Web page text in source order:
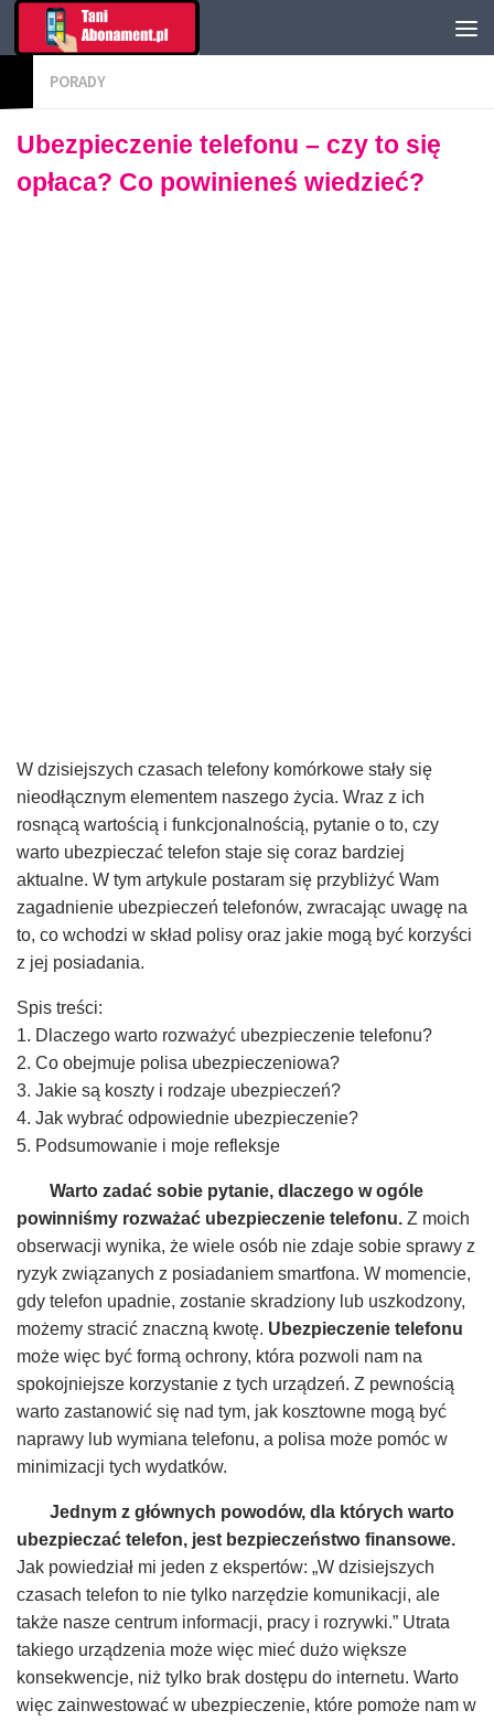
PORADY
Ubezpieczenie telefonu – czy to się
opłaca? Co powinieneś wiedzieć?
W dzisiejszych czasach telefony komórkowe stały się
nieodłącznym elementem naszego życia. Wraz z ich
rosnącą wartością i funkcjonalnością, pytanie o to, czy
warto ubezpieczać telefon staje się coraz bardziej
aktualne. W tym artykule postaram się przybliżyć Wam
zagadnienie ubezpieczeń telefonów, zwracając uwagę na
to, co wchodzi w skład polisy oraz jakie mogą być korzyści
z jej posiadania.
Spis treści:
1. Dlaczego warto rozważyć ubezpieczenie telefonu?
2. Co obejmuje polisa ubezpieczeniowa?
3. Jakie są koszty i rodzaje ubezpieczeń?
4. Jak wybrać odpowiednie ubezpieczenie?
5. Podsumowanie i moje refleksje
Warto zadać sobie pytanie, dlaczego w ogóle
powinniśmy rozważać ubezpieczenie telefonu. Z moich
obserwacji wynika, że wiele osób nie zdaje sobie sprawy z
ryzyk związanych z posiadaniem smartfona. W momencie,
gdy telefon upadnie, zostanie skradziony lub uszkodzony,
możemy stracić znaczną kwotę. Ubezpieczenie telefonu
może więc być formą ochrony, która pozwoli nam na
spokojniejsze korzystanie z tych urządzeń. Z pewnością
warto zastanowić się nad tym, jak kosztowne mogą być
naprawy lub wymiana telefonu, a polisa może pomóc w
minimizacji tych wydatków.
Jednym z głównych powodów, dla których warto
ubezpieczać telefon, jest bezpieczeństwo finansowe.
Jak powiedział mi jeden z ekspertów: „W dzisiejszych
czasach telefon to nie tylko narzędzie komunikacji, ale
także nasze centrum informacji, pracy i rozrywki.” Utrata
takiego urządzenia może więc mieć dużo większe
konsekwencje, niż tylko brak dostępu do internetu. Warto
więc zainwestować w ubezpieczenie, które pomoże nam w